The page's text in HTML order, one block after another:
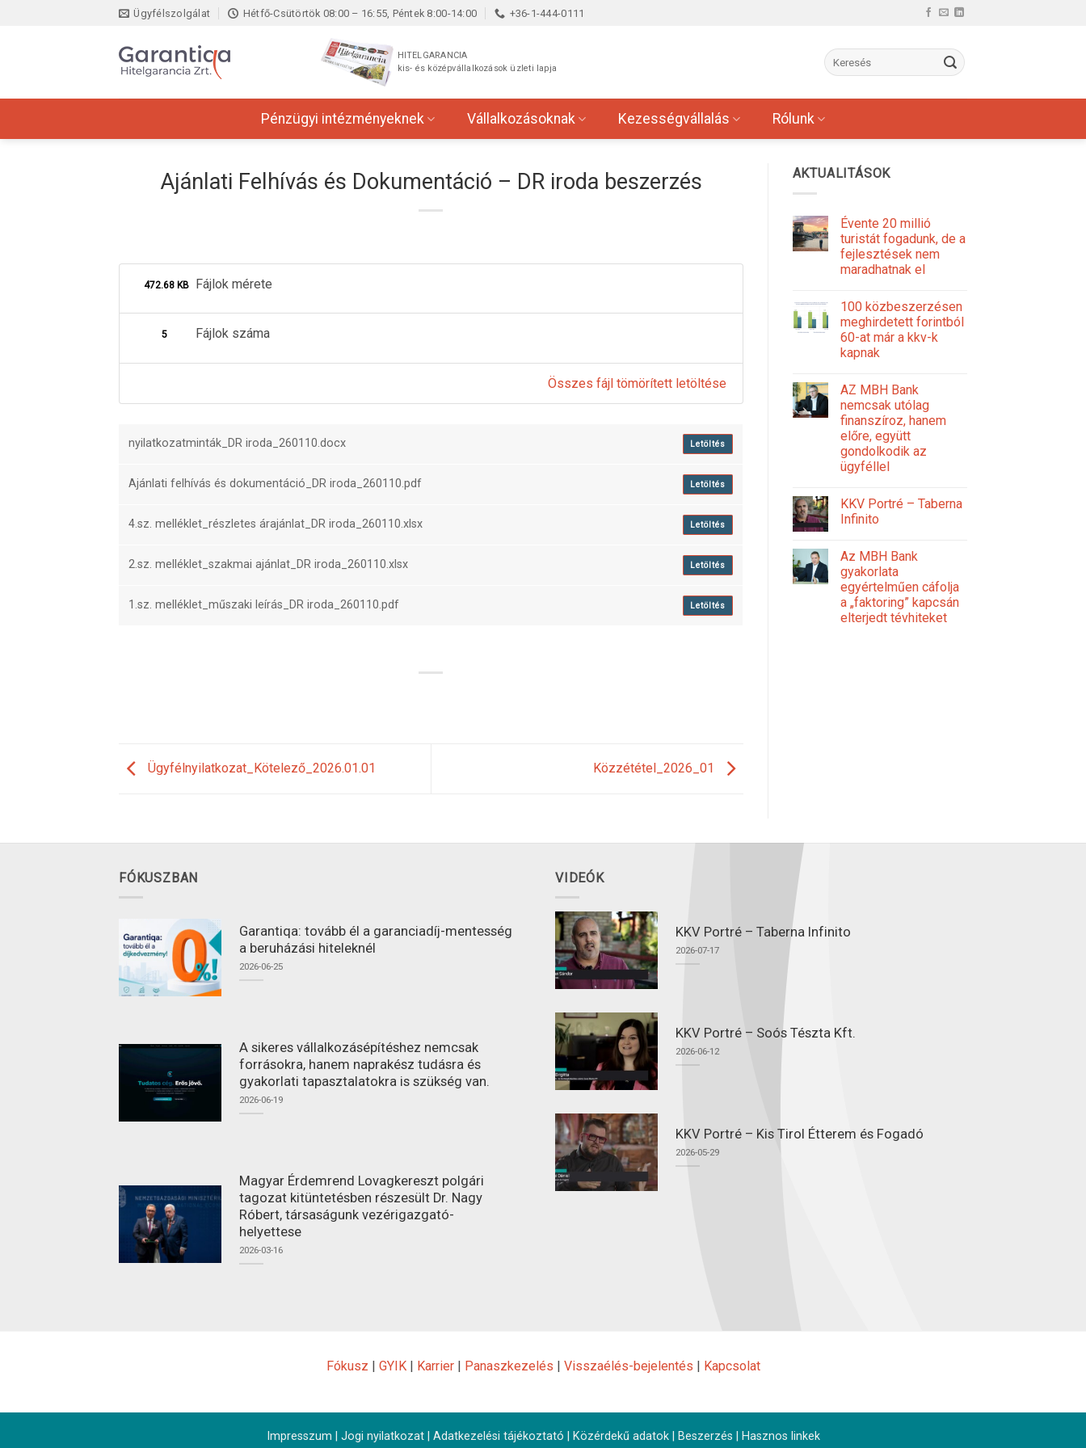
Ügyfélszolgálat Hétfő-Csütörtök 08:00 – 16:55, Péntek 8:00-14:00 +36-1-444-0111
HITELGARANCIA
kis- és középvállalkozások üzleti lapja
Pénzügyi intézményeknek Vállalkozásoknak Kezességvállalás Rólunk
Ajánlati Felhívás és Dokumentáció – DR iroda beszerzés
472.68 KB Fájlok mérete
5 Fájlok száma
Összes fájl tömörített letöltése
nyilatkozatminták_DR iroda_260110.docx Letöltés
Ajánlati felhívás és dokumentáció_DR iroda_260110.pdf Letöltés
4.sz. melléklet_részletes árajánlat_DR iroda_260110.xlsx Letöltés
2.sz. melléklet_szakmai ajánlat_DR iroda_260110.xlsx Letöltés
1.sz. melléklet_műszaki leírás_DR iroda_260110.pdf Letöltés
Ügyfélnyilatkozat_Kötelező_2026.01.01 Közzététel_2026_01
AKTUALITÁSOK
Évente 20 millió
turistát fogadunk, de a
fejlesztések nem
maradhatnak el
100 közbeszerzésen
meghirdetett forintból
60-at már a kkv-k
kapnak
AZ MBH Bank
nemcsak utólag
finanszíroz, hanem
előre, együtt
gondolkodik az
ügyféllel
KKV Portré – Taberna
Infinito
Az MBH Bank
gyakorlata
egyértelműen cáfolja
a „faktoring” kapcsán
elterjedt tévhiteket
FÓKUSZBAN
Garantiqa: tovább él a garanciadíj-mentesség
a beruházási hiteleknél
2026-06-25
A sikeres vállalkozásépítéshez nemcsak
forrásokra, hanem naprakész tudásra és
gyakorlati tapasztalatokra is szükség van.
2026-06-19
Magyar Érdemrend Lovagkereszt polgári
tagozat kitüntetésben részesült Dr. Nagy
Róbert, társaságunk vezérigazgató-
helyettese
2026-03-16
VIDEÓK
KKV Portré – Taberna Infinito
2026-07-17
KKV Portré – Soós Tészta Kft.
2026-06-12
KKV Portré – Kis Tirol Étterem és Fogadó
2026-05-29
Fókusz GYIK| Karrier| Panaszkezelés Visszaélés-bejelentés Kapcsolat
Impresszum Jogi nyilatkozat| Adatkezelési tájékoztató Közérdekű adatok| Beszerzés Hasznos linkek